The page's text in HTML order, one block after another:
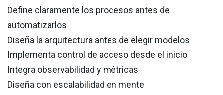
Define claramente los procesos antes de
automatizarlos
Diseña la arquitectura antes de elegir modelos
Implementa control de acceso desde el inicio
Integra observabilidad y métricas
Diseña con escalabilidad en mente